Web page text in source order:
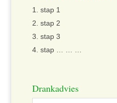
stap 1
stap 2
stap 3
stap … … …
Drankadvies